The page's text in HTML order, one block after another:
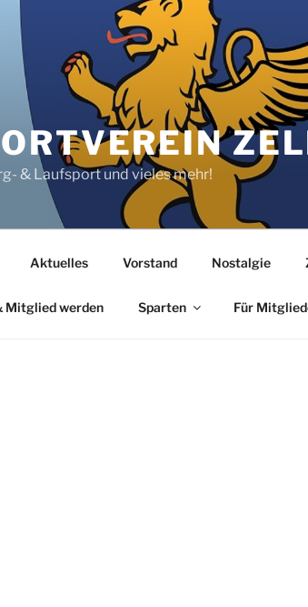
& Laufsport und vieles mehr!
Aktuelles Vorstand Nostalgie
Mitglied werden Sparten Für